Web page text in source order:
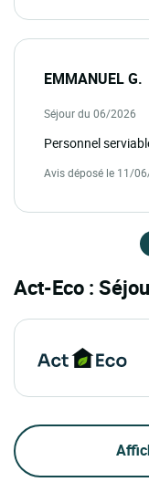
EMMANUEL G.
Séjour du 06/2026
Personnel
Avis déposé le 11/
Act-Eco :